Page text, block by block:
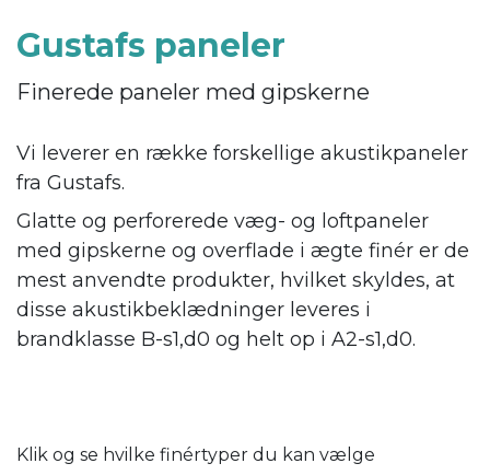
Gustafs paneler
Finerede paneler med gipskerne
Vi leverer en række forskellige akustikpaneler
fra Gustafs.
Glatte og perforerede væg- og loftpaneler
med gipskerne og overflade i ægte finér er de
mest anvendte produkter, hvilket skyldes, at
disse akustikbeklædninger leveres i
brandklasse B-s1,d0 og helt op i A2-s1,d0.
Klik og se hvilke finértyper du kan vælge